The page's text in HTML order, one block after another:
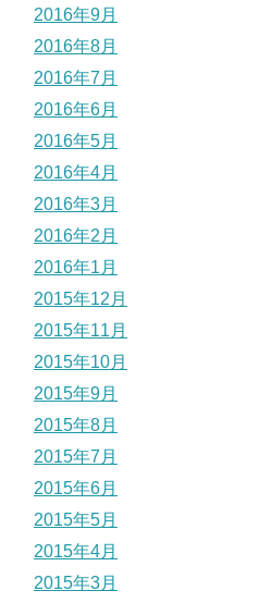
2016年9月
2016年8月
2016年7月
2016年6月
2016年5月
2016年4月
2016年3月
2016年2月
2016年1月
2015年12月
2015年11月
2015年10月
2015年9月
2015年8月
2015年7月
2015年6月
2015年5月
2015年4月
2015年3月